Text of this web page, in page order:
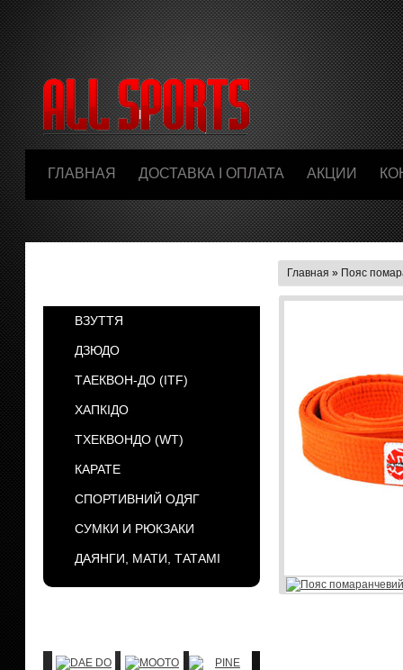
ГЛАВНАЯ ДОСТАВКА І ОПЛАТА АКЦИИ
ВЗУТТЯ
ДЗЮДО
ТАЕКВОН-ДО (ІТF)
ХАПКІДО
ТХЕКВОНДО (WT)
КАРАТЕ
СПОРТИВНИЙ ОДЯГ
СУМКИ И РЮКЗАКИ
ДАЯНГИ, МАТИ, ТАТАМІ
Главная » Пояс